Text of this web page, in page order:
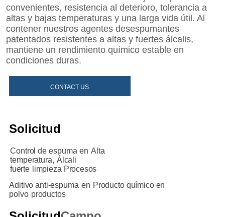
CONTACT US